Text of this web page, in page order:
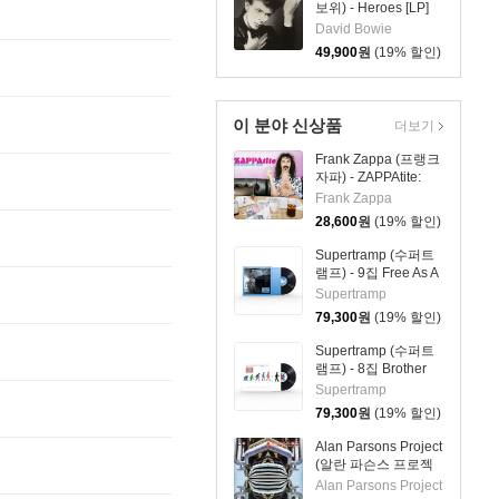
보위) - Heroes [LP]
David Bowie
49,900원 (19% 할인)
이 분야 신상품
Frank Zappa (프랭크
자파) - ZAPPAtite:
Frank Zappas
Tastiest Tracks
Frank Zappa
28,600원 (19% 할인)
Supertramp (수퍼트
램프) - 9집 Free As A
Bird [LP]
Supertramp
79,300원 (19% 할인)
Supertramp (수퍼트
램프) - 8집 Brother
Where You Bound
[LP]
Supertramp
79,300원 (19% 할인)
Alan Parsons Project
(알란 파슨스 프로젝
트) - Ammonia
Alan Parsons Project
더보기